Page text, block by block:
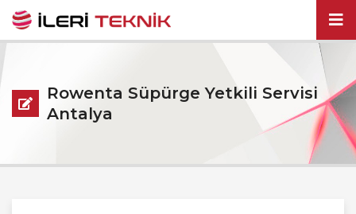
Rowenta Süpürge Yetkili Servisi
Antalya